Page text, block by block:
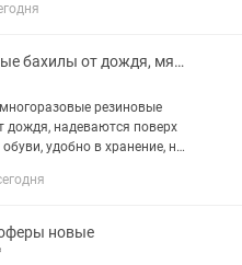
Резиновые бахилы от дождя, мягкие калоши
резиновые
дождя, надеваются поверх
удобно в хранение, не
размер универсальный с
новые